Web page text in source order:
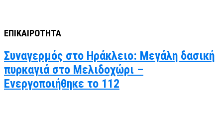
ΕΠΙΚΑΙΡΟΤΗΤΑ
Συναγερμός στο Ηράκλειο: Μεγάλη δασική
πυρκαγιά στο Μελιδοχώρι –
Ενεργοποιήθηκε το 112